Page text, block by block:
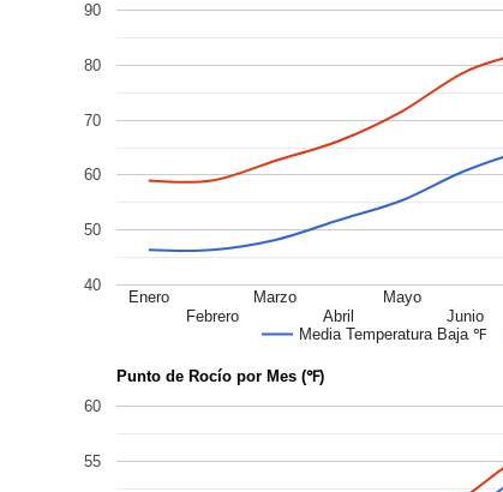
Media Temperatura Baja ℉
Enero
Febrero
Marzo
Abril
Mayo
Junio
40
50
60
70
80
90
Punto de Rocío por Mes (℉)
55
60